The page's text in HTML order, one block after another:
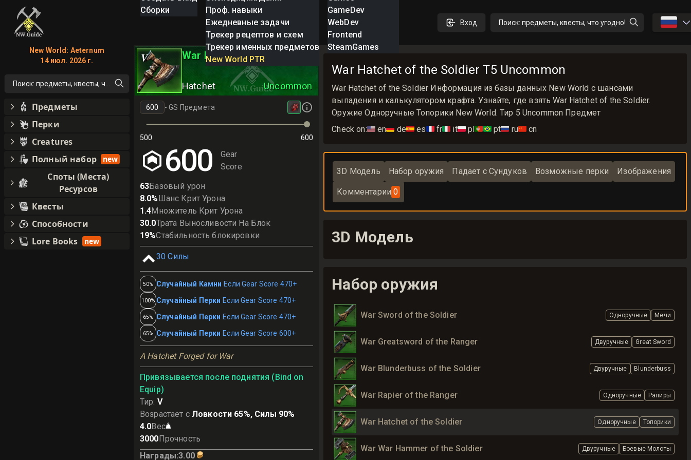
Сборки
Проф. навыки
Ежедневные задачи
Трекер рецептов и схем
Трекер именных предметов
New World PTR
GameDev
WebDev
Frontend
SteamGames
Вход Поиск: предметы, квесты, что угодно! 🇷🇺
V War Hatchet of the Soldier
Hatchet Uncommon
-GS Предмета
500 600
600
Gear
Score
63Базовый урон
8.0%Шанс Крит Урона
1.4Множитель Крит Урона
30.0Трата Выносливости На Блок
19%Стабильность блокировки
30 Силы
50% Случайный Камни Если Gear Score 470+
100% Случайный Перки Если Gear Score 470+
65% Случайный Перки Если Gear Score 470+
65% Случайный Перки Если Gear Score 600+
A Hatchet Forged for War
Привязывается после поднятия (Bind on
Equip)
Тир: V
Возрастает с Ловкости 65%, Силы 90%
4.0Вес
3000Прочность
Награды:3.00
War Hatchet of the Soldier T5 Uncommon
War Hatchet of the Soldier Информация из базы данных New World с шансами
выпадения и калькулятором крафта. Узнайте, где взять War Hatchet of the Soldier.
Оружие Одноручные Топорики New World. Тир 5 Uncommon Предмет
Check on:🇺🇸 en🇩🇪 de🇪🇸 es🇫🇷 fr🇮🇹 it🇵🇱 pl🇵🇹🇧🇷 pt🇷🇺 ru🇨🇳 cn
3D Модель Набор оружия Падает с Сундуков Возможные перки Изображения
Комментарии 0
3D Модель
Набор оружия
War Sword of the Soldier Одноручные Мечи
War Greatsword of the Ranger Двуручные Great Sword
War Blunderbuss of the Soldier Двуручные Blunderbuss
War Rapier of the Ranger Одноручные Рапиры
War Hatchet of the Soldier Одноручные Топорики
War War Hammer of the Soldier Двуручные Боевые Молоты
New World: Aeternum
14 июл. 2026 г.
Поиск: предметы, квесты, что угодно!
Предметы
Перки
Creatures
Полный набор
new
Споты (Места)
Ресурсов
Квесты
Способности
Lore Books
new